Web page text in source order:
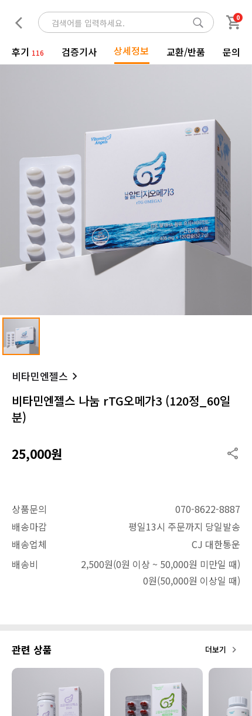
0
후기 116 검증기사 상세정보 교환/반품 문의
비타민엔젤스
비타민엔젤스 나눔 rTG오메가3 (120정_60일
분)
25,000원
상품문의
070-8622-8887
배송마감
평일13시 주문까지 당일발송
배송업체
CJ 대한통운
배송비
2,500원(0원 이상 ~ 50,000원 미만일 때)
0원(50,000원 이상일 때)
관련 상품 더보기